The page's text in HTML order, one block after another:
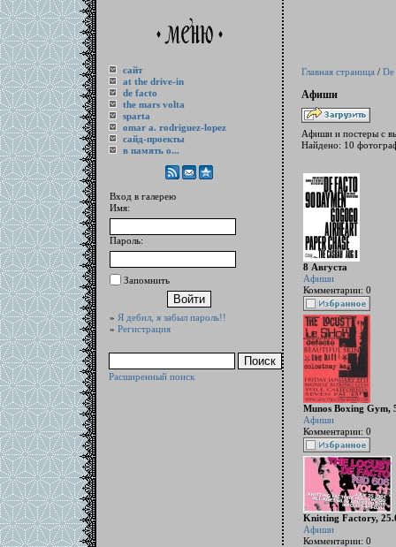
сайт
at the drive-in
de facto
the mars volta
sparta
omar a. rodriguez-lopez
cайд-проекты
в память о...
Вход в галерею
Имя:
Пароль:
Запомнить
» Я дебил, я забыл пароль!!
» Регистрация
Расширенный поиск
Главная страница / De
Афиши
Афиши и постеры с
Найдено: 10
8 Августа
Афиши
Комментарии: 0
Munos Boxing Gym,
Афиши
Комментарии: 0
Knitting Factory,
Афиши
Комментарии: 0